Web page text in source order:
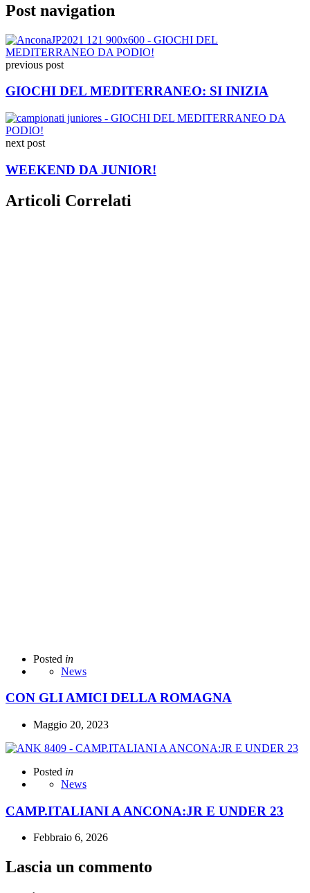
Post navigation
previous post
GIOCHI DEL MEDITERRANEO: SI INIZIA
next post
WEEKEND DA JUNIOR!
Articoli Correlati
Posted in
News
CON GLI AMICI DELLA ROMAGNA
Maggio 20, 2023
Posted in
News
CAMP.ITALIANI A ANCONA:JR E UNDER 23
Febbraio 6, 2026
Lascia un commento